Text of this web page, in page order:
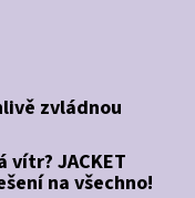
zvládnou
vítr? JACKET
na všechno!